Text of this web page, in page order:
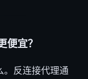
便宜？
。反连接代理通